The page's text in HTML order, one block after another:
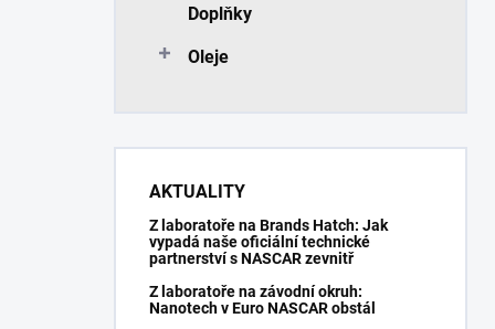
Doplňky
Oleje
AKTUALITY
Z laboratoře na Brands Hatch: Jak
vypadá naše oficiální technické
partnerství s NASCAR zevnitř
Z laboratoře na závodní okruh:
Nanotech v Euro NASCAR obstál